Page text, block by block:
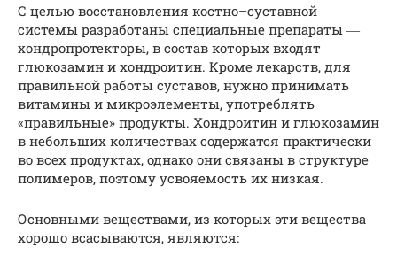
С целью восстановления костно–суставной
системы разработаны специальные препараты ―
хондропротекторы, в состав которых входят
глюкозамин и хондроитин. Кроме лекарств, для
правильной работы суставов, нужно принимать
витамины и микроэлементы, употреблять
«правильные» продукты. Хондроитин и глюкозамин
в небольших количествах содержатся практически
во всех продуктах, однако они связаны в структуре
полимеров, поэтому усвояемость их низкая.
Основными веществами, из которых эти вещества
хорошо всасываются, являются: